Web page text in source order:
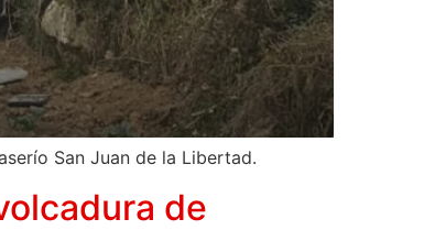
San Juan de la Libertad.
de